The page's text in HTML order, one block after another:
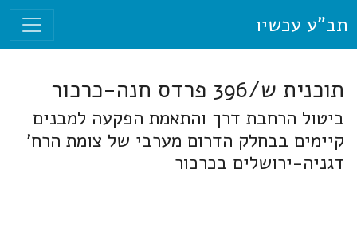
תב"ע עכשיו
תוכנית ש/396 פרדס חנה-כרכור
ביטול הרחבת דרך והתאמת הפקעה למבנים
קיימים בבחלק הדרום מערבי של צומת הרח'
דגניה-ירושלים בכרכור